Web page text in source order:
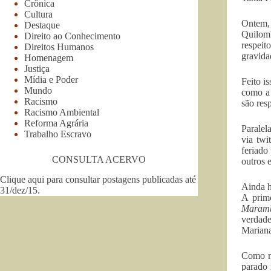
Feito
como
são
via
feriado
outros
Ainda
A
Como
parado
Crônica
Cultura
Destaque
Direito ao Conhecimento
Direitos Humanos
Homenagem
Justiça
Mídia e Poder
Mundo
Racismo
Racismo Ambiental
Reforma Agrária
Trabalho Escravo
CONSULTA ACERVO
Clique aqui para consultar postagens publicadas até
31/dez/15.